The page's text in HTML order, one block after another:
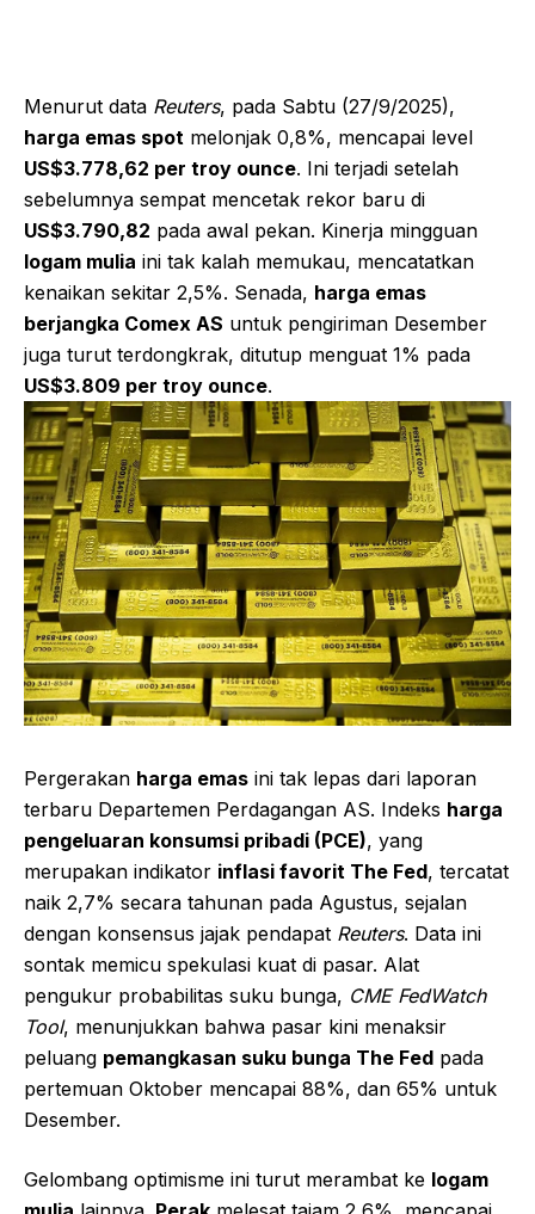
Menurut data Reuters, pada Sabtu (27/9/2025),
harga emas spot melonjak 0,8%, mencapai level
US$3.778,62 per troy ounce. Ini terjadi setelah
sebelumnya sempat mencetak rekor baru di
US$3.790,82 pada awal pekan. Kinerja mingguan
logam mulia ini tak kalah memukau, mencatatkan
kenaikan sekitar 2,5%. Senada, harga emas
berjangka Comex AS untuk pengiriman Desember
juga turut terdongkrak, ditutup menguat 1% pada
US$3.809 per troy ounce.
Pergerakan harga emas ini tak lepas dari laporan
terbaru Departemen Perdagangan AS. Indeks harga
pengeluaran konsumsi pribadi (PCE), yang
merupakan indikator inflasi favorit The Fed, tercatat
naik 2,7% secara tahunan pada Agustus, sejalan
dengan konsensus jajak pendapat Reuters. Data ini
sontak memicu spekulasi kuat di pasar. Alat
pengukur probabilitas suku bunga, CME FedWatch
Tool, menunjukkan bahwa pasar kini menaksir
peluang pemangkasan suku bunga The Fed pada
pertemuan Oktober mencapai 88%, dan 65% untuk
Desember.
Gelombang optimisme ini turut merambat ke logam